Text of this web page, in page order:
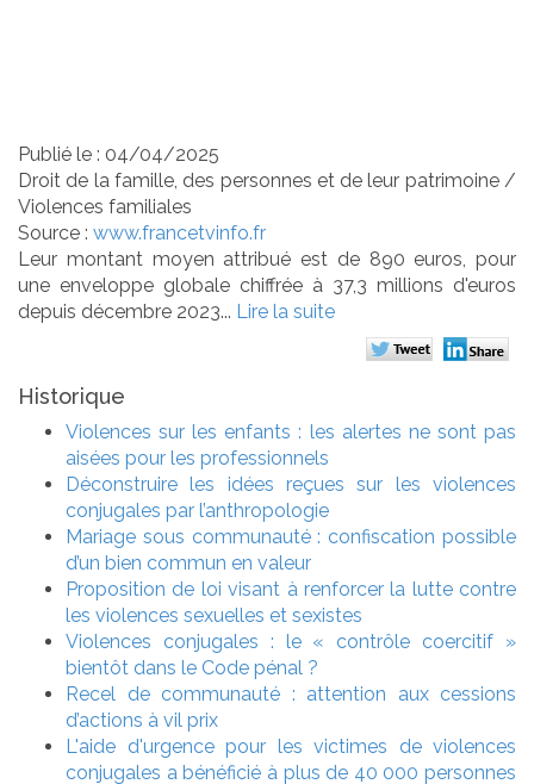
Publié le : 04/04/2025
Droit de la famille, des personnes et de leur patrimoine/
Violences familiales
Source : www.francetvinfo.fr
Leur montant moyen attribué est de 890 euros, pour
une enveloppe globale chiffrée à 37,3 millions d'euros
depuis décembre 2023... Lire la suite
Historique
Violences sur les enfants : les alertes ne sont pas
aisées pour les professionnels
Déconstruire les idées reçues sur les violences
conjugales par l’anthropologie
Mariage sous communauté : confiscation possible
d’un bien commun en valeur
Proposition de loi visant à renforcer la lutte contre
les violences sexuelles et sexistes
Violences conjugales : le « contrôle coercitif »
bientôt dans le Code pénal ?
Recel de communauté : attention aux cessions
d’actions à vil prix
L'aide d'urgence pour les victimes de violences
conjugales a bénéficié à plus de 40 000 personnes